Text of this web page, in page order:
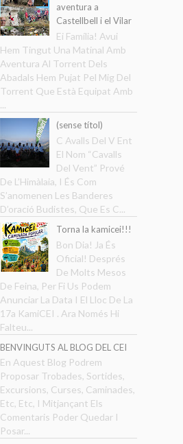
aventura a
Castellbell i el Vilar
Ei Família! Avui
Hem Tingut Una Matinal Amb
Aventura Al Torrent Dels
Abadals Hem Pujat Pel Mig Del
Torrent Que Està Equipat Amb
...
(sense títol)
C Avalls Del V Ent
El Nom “Cavalls
Del Vent” Prové
De L’Himàlaia, I És Com
S’anomenen Les Banderes
D’oració Budistes, Que Es C...
Torna la kamicei!!!
Bon Dia! Ja És
Oficial! Després
De Molts Mesos
De Feina, Per Fi Us Podem
Anunciar La Data I El Lloc De La
17a KamiCEI . Ara Només Hi
Falteu...
BENVINGUTS AL BLOG DEL CEI
En Aquest Blog Podrem
Proposar Trobades, Sortides,
Excursions, Curses, Caminades,
Etc, Etc, I Mitjançant Els
Comentaris Poder Quedar I
Posar...